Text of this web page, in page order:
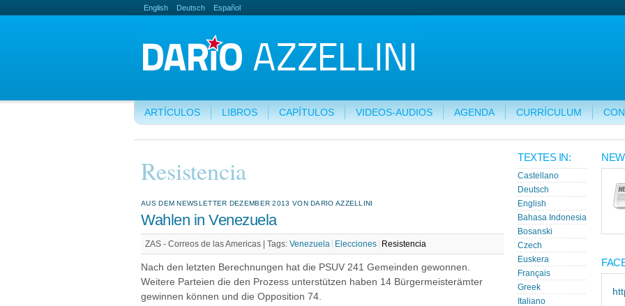
English Deutsch Español
ARTÍCULOS LIBROS CAPÍTULOS VIDEOS-AUDIOS AGENDA CURRÍCULUM
Resistencia
AUS DEM NEWSLETTER DEZEMBER 2013 VON DARIO AZZELLINI
Wahlen in Venezuela
ZAS - Correos de las Americas | Tags: Venezuela Elecciones Resistencia
Nach den letzten Berechnungen hat die PSUV 241 Gemeinden gewonnen.
Weitere Parteien die den Prozess unterstützen haben 14 Bürgermeisterämter
gewinnen können und die Opposition 74.
TEXTES IN:
Castellano
Deutsch
English
Bahasa Indonesia
Bosanski
Czech
Euskera
Français
Greek
Italiano